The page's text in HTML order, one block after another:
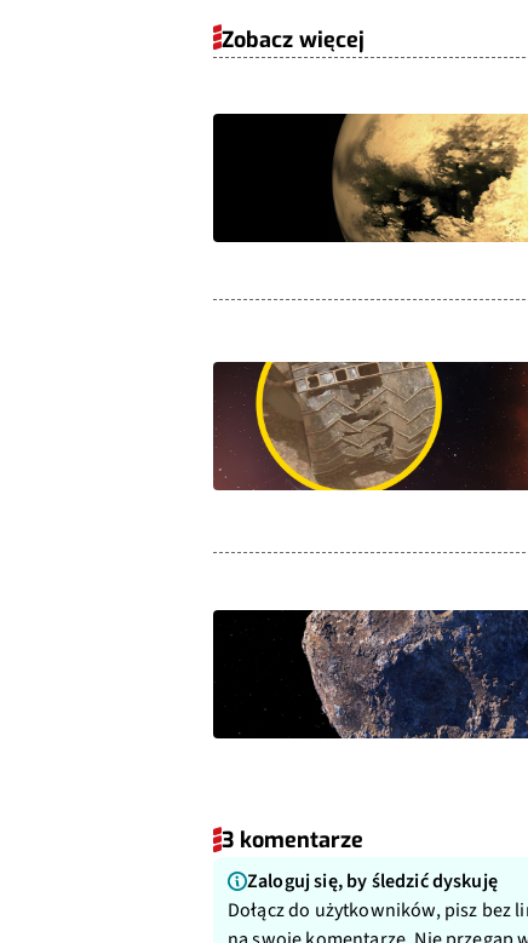
Zobacz więcej
3 komentarze
Zaloguj się, by śledzić dyskuję
Dołącz do użytkowników, pisz bez